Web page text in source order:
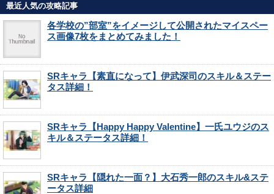
最近人気の攻略記事
各学校の”部室”をイメージして公開されたマイスペー
ス画像7枚をまとめてみました！
SRキャラ【素直になって】伊武深司のスキル＆ステー
タス詳細！
SRキャラ【Happy Happy Valentine】一氏ユウジのス
キル＆ステータス詳細！
SRキャラ【隠れた一面？】大石秀一郎のスキル&ステ
ータス詳細